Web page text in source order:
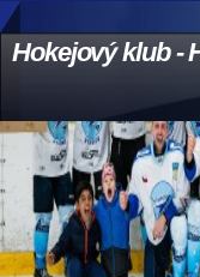
Hokejový klub -